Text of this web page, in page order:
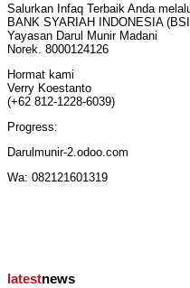
Salurkan Infaq Terbaik Anda
BANK SYARIAH INDONESIA
Yayasan Darul Munir Madani
Norek. 8000124126
Hormat kami
Verry Koestanto
(+62 812-1228-6039)
Progress:
Darulmunir-2.odoo.com
Wa: 082121601319
latestnews